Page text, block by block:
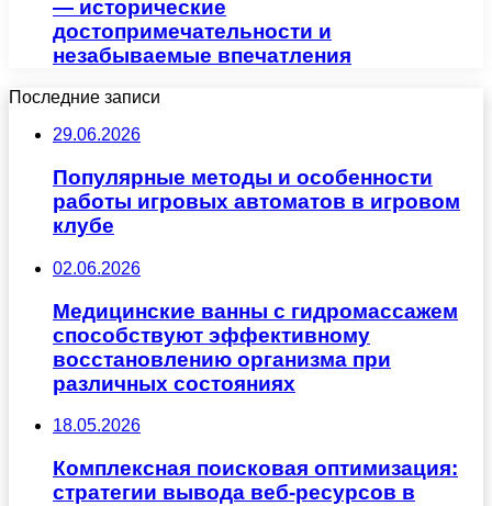
— исторические
достопримечательности и
незабываемые впечатления
Последние записи
29.06.2026
Популярные методы и особенности
работы игровых автоматов в игровом
клубе
02.06.2026
Медицинские ванны с гидромассажем
способствуют эффективному
восстановлению организма при
различных состояниях
18.05.2026
Комплексная поисковая оптимизация:
стратегии вывода веб-ресурсов в